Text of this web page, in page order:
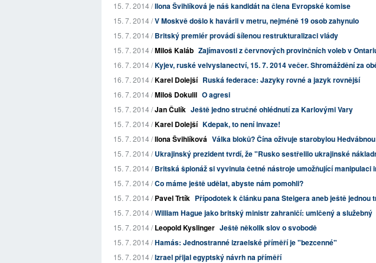
15. 7. 2014 /Ilona Švihlíková je náš kandidát na člena Evropské komise
15. 7. 2014 /V Moskvě došlo k havárii v metru, nejméně 19 osob zahynulo
15. 7. 2014 /Britský premiér provádí šílenou restrukturalizaci vlády
15. 7. 2014 /Miloš Kaláb Zajímavosti z červnových provinčních voleb v
16. 7. 2014 /Kyjev, ruské velvyslanectví, 15. 7. 2014 večer. Shromáždění za
16. 7. 2014 /Karel Dolejší Ruská federace: Jazyky rovné a jazyk rovnější
16. 7. 2014 /Miloš Dokulil O agresi
15. 7. 2014 /Jan Čulík Ještě jedno stručné ohlédnutí za Karlovými Vary
15. 7. 2014 /Karel Dolejší Kdepak, to není invaze!
15. 7. 2014 /Ilona Švihlíková Válka bloků? Čína oživuje starobylou
15. 7. 2014 /Ukrajinský prezident tvrdí, že "Rusko sestřelilo ukrajinské
15. 7. 2014 /Britská špionáž si vyvinula četné nástroje umožňující manipulaci
15. 7. 2014 /Co máme ještě udělat, abyste nám pomohli?
15. 7. 2014 /Pavel Trtík Přípodotek k článku pana Steigera aneb ještě jednou
15. 7. 2014 /William Hague jako britský ministr zahraničí: umlčený a služebný
15. 7. 2014 /Leopold Kyslinger Ještě několik slov o svobodě
15. 7. 2014 /Hamás: Jednostranné izraelské příměří je "bezcenné"
15. 7. 2014 /Izrael přijal egyptský návrh na příměří